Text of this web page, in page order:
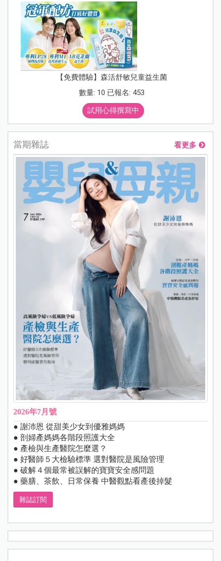
【免費體驗】森活舒敏兒童益生菌
數量: 10 已報名: 453
試用心得撰寫中
當期雜誌 看更多
2026年7月號
● 謝沛恩 從甜美少女到優雅媽媽
● 剖婦產媽媽各階段照護大全
● 產檢與生產醫院怎麼選？
● 好醫師５大檢驗標準 選對醫院是風險管理
● 破解４個最常被誤解的寶寶安全感問題
● 藥膳、茶飲、日常保養 中醫觀點看產後掉髮
雜誌訂閱